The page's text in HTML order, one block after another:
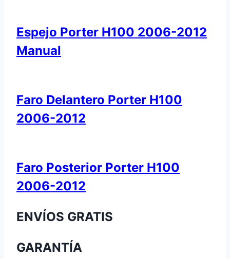
Espejo Porter H100 2006-2012
Manual
Faro Delantero Porter H100
2006-2012
Faro Posterior Porter H100
2006-2012
ENVÍOS GRATIS
GARANTÍA